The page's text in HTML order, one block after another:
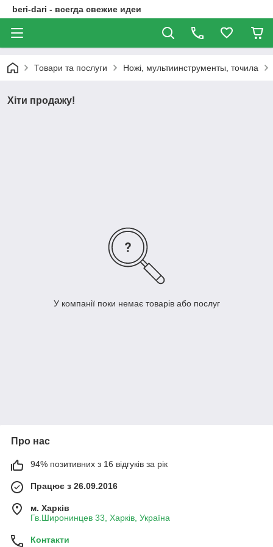
beri-dari - всегда свежие идеи
Товари та послуги Ножі, мультиинструменты, точила
Хіти продажу!
У компанії поки немає товарів або послуг
Про нас
94% позитивних з 16 відгуків за рік
Працює з 26.09.2016
м. Харків
Гв.Широнинцев 33, Харків, Україна
Контакти